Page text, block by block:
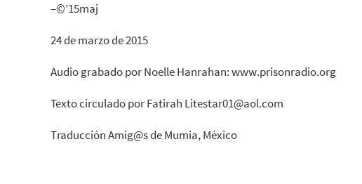
–©’15maj
24 de marzo de 2015
Audio grabado por Noelle Hanrahan: www.prisonradio.org
Texto circulado por Fatirah Litestar01@aol.com
Traducción Amig@s de Mumia, México